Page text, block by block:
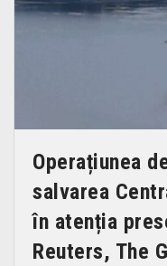
Operațiunea
salvarea
în atenția
Reuters, The